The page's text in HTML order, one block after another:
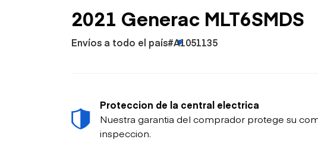
2021 Generac MLT6SMDS
Envíos a todo el país#A1051135
Proteccion de la central electrica
Nuestra garantia del comprador protege su
inspeccion.